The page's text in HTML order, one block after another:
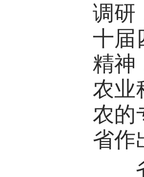
调研
十届
精神
农业
农的
省作
省